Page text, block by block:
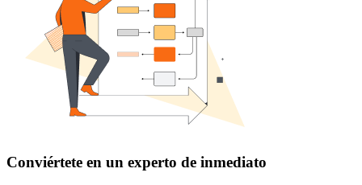
Conviértete en un experto de inmediato